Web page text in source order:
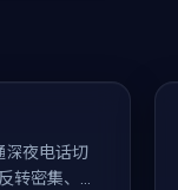
夜电话切
转密集、回